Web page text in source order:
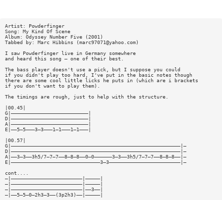
Artist: Powderfinger
Song: My Kind Of Scene
Album: Odyssey Number Five (2001)
Tabbed by: Marc Hibbins (marc97071@yahoo.com)
I saw Powderfinger live in Germany somewhere
and heard this song — one of their best.
The bass player doesn't use a pick, but I suppose you could
if you didn't play too hard, I've put in the basic notes though
there are some cool little licks he puts in (which are i brackets
if you don't want to play them).
The timings are rough, just to help with the structure.
|00.45|
G|——————————————————————————|
D|——————————————————————————|
A|——————————————————————————|
E|——5—5———3—3———1—1———1—1———|
|00.57|
G|—————————————————————————————————————————————————————————|—
D|—————————————————————————————————————————————————————————|—
A|——3—3——3h5/7—7—7——8—8—8——0—0——————3—3——3h5/7—7—7——8—8—8——|—
E|——————————————————————————————3—3————————————————————————|—
cont....
—|————————————————————————|—————|
—|————————————————————————|—————|
—|————————————————————————|——3——|
—|——5—5—0—2h3—3——(3p2h3)——|—————|